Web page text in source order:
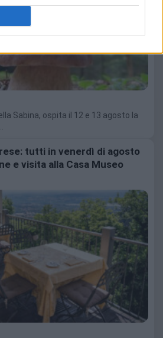
Sabina, ospita il 12 e 13 agosto la
tutti in venerdì di agosto
e visita alla Casa Museo